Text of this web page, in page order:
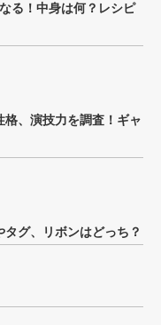
る！中身は何？レシピ
格、演技力を調査！ギャ
グ、リボンはどっち？